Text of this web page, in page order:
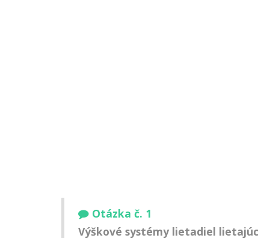
Otázka č. 1
Výškové systémy lietadiel